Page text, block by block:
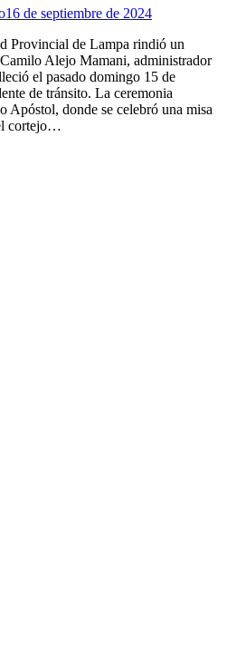
16 de septiembre de 2024
Provincial de Lampa rindió un
Alejo Mamani, administrador
el pasado domingo 15 de
de tránsito. La ceremonia
Apóstol, donde se celebró una misa
cortejo…